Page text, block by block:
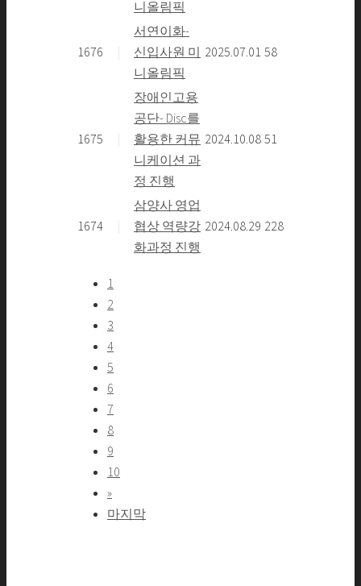
니올림픽
1676
서연이화-
신입사원 미
니올림픽
2025.07.01 58
1675
장애인고용
공단- Disc를
활용한 커뮤
니케이션 과
정 진행
2024.10.08 51
1674
삼양사 영업
협상 역량강
화과정 진행
2024.08.29 228
1
2
3
4
5
6
7
8
9
10
»
마지막